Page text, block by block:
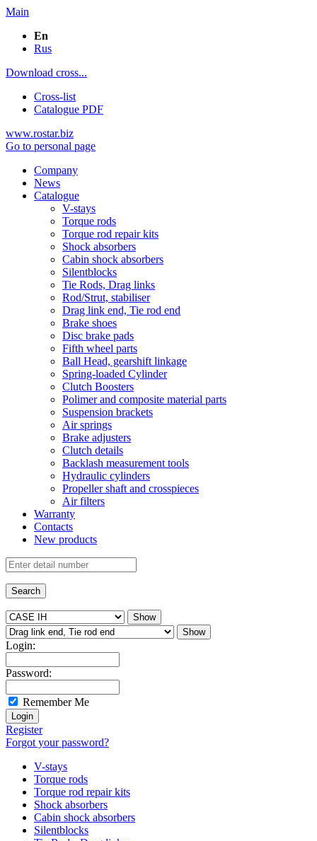
Main
En
Rus
Download cross...
Cross-list
Catalogue PDF
www.rostar.biz
Go to personal page
Company
News
Catalogue
V-stays
Torque rods
Torque rod repair kits
Shock absorbers
Cabin shock absorbers
Silentblocks
Tie Rods, Drag links
Rod/Strut, stabiliser
Drag link end, Tie rod end
Brake shoes
Disc brake pads
Fifth wheel parts
Ball Head, gearshift linkage
Spring-loaded Cylinder
Clutch Boosters
Polimer and composite material parts
Suspension brackets
Air springs
Brake adjusters
Clutch details
Backlash measurement tools
Hydraulic cylinders
Propeller shaft and crosspieces
Air filters
Warranty
Contacts
New products
Login:
Password:
Remember Me
Register
Forgot your password?
V-stays
Torque rods
Torque rod repair kits
Shock absorbers
Cabin shock absorbers
Silentblocks